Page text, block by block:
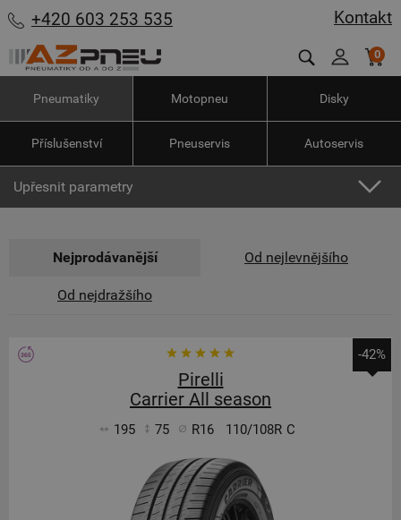
Kontakt
+420 603 253 535
0
Pneumatiky Motopneu Disky
Příslušenství Pneuservis Autoservis
Upřesnit parametry
Nejprodávanější Od nejlevnějšího
Od nejdražšího
-42%
Pirelli
Carrier All season
195 75 R16 110/108R C